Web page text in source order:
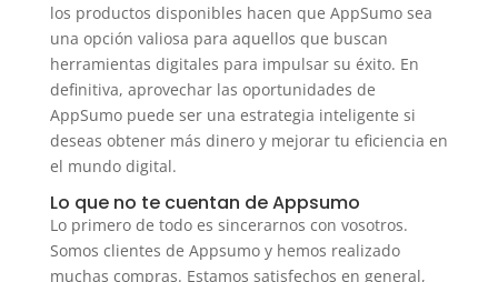
los productos disponibles hacen que AppSumo sea
una opción valiosa para aquellos que buscan
herramientas digitales para impulsar su éxito. En
definitiva, aprovechar las oportunidades de
AppSumo puede ser una estrategia inteligente si
deseas obtener más dinero y mejorar tu eficiencia en
el mundo digital.
Lo que no te cuentan de Appsumo
Lo primero de todo es sincerarnos con vosotros.
Somos clientes de Appsumo y hemos realizado
muchas compras. Estamos satisfechos en general,